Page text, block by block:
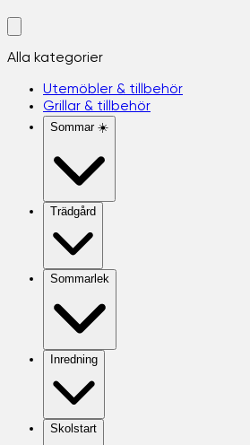
Alla kategorier
Utemöbler & tillbehör
Grillar & tillbehör
Sommar ☀️
Trädgård
Sommarlek
Inredning
Skolstart